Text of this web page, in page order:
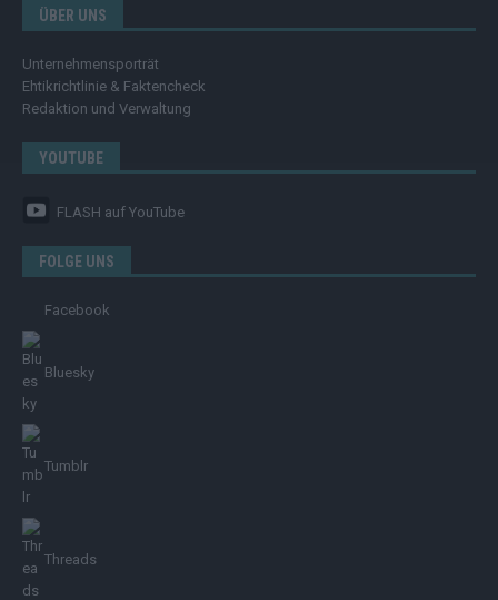
ÜBER UNS
Unternehmensporträt
Ehtikrichtlinie & Faktencheck
Redaktion und Verwaltung
YOUTUBE
FLASH auf YouTube
FOLGE UNS
Facebook
Bluesky
Tumblr
Threads